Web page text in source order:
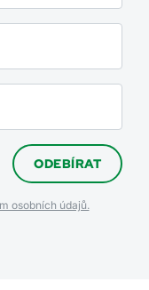
ODEBÍRAT
osobních údajů.